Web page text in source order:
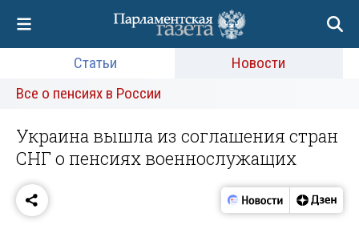
Статьи
Новости
Все о пенсиях в России
Украина вышла из соглашения стран
СНГ о пенсиях военнослужащих